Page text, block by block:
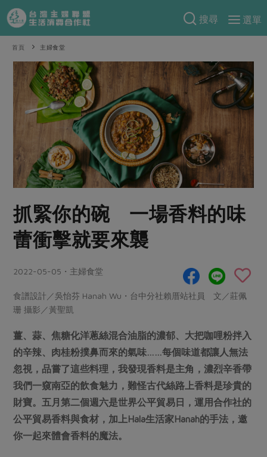
搜尋
選單
產品分類
當季蔬果
一籃菜 當令水果
芽苗類 蕈菇類
奶蛋豆・五穀
蛋 乳製品
豆製品 米麵雜糧
肉品・水產
畜產肉類
水畜加工品
調味醬料/南北貨 烘焙
休閒零嘴 沖泡飲品
保健食品
居家好物
食譜料理
米食
肉食
海鮮
常備菜
蔬食
蛋料理
料理方式
烘焙．點心
醬料
湯品．鍋物
漬物
涼拌沙拉
飲品
特別企畫
把最好的台灣味帶回家！
防災用品預購圓滿結束
更多預購活動
合作25-經典快閃最後一週
更多當季產品
議題活動
主婦聯盟X樂齡網特約優惠案
30%rPET紅烏龍茶
觀點文章
主婦食堂 一籃菜真心話
社內大小事 合作聯合國
產品故事 生活提案
樂齡生活 親子食育
廚房瑜伽
關注議題
減硝酸鹽 惜食
非基改運動 支持本土農糧
廢核運動 能源議題
減添加物 減塑減廢
公益金 食農教育
更多議題
關於合作社
關於我們
合作社組織
產品檢驗
檢驗報告
硝酸鹽檢驗
社員權益
合作社法規
首頁 主婦食堂
抓緊你的碗 一場香料的味
蕾衝擊就要來襲
2022-05-05・主婦食堂
食譜設計／吳怡芬 Hanah Wu・台中分社賴厝站社員 文／莊佩
珊 攝影／黃聖凱
薑、蒜、焦糖化洋蔥絲混合油脂的濃郁、大把咖哩粉拌入
的辛辣、肉桂粉撲鼻而來的氣味……每個味道都讓人無法
忽視，品嘗了這些料理，我發現香料是主角，濃烈辛香帶
我們一窺南亞的飲食魅力，難怪古代絲路上香料是珍貴的
財寶。五月第二個週六是世界公平貿易日，運用合作社的
公平貿易香料與食材，加上Hala生活家Hanah的手法，邀
你一起來體會香料的魔法。